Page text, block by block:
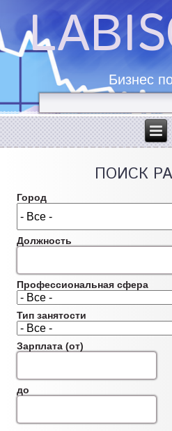
Бизнес
ПОИСК
Город
Должность
Профессиональная сфера
Тип занятости
Зарплата (от)
до